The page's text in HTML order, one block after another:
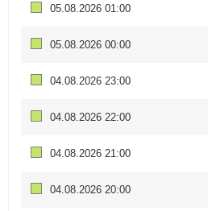
05.08.2026 01:00
05.08.2026 00:00
04.08.2026 23:00
04.08.2026 22:00
04.08.2026 21:00
04.08.2026 20:00